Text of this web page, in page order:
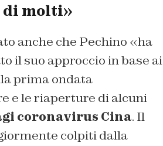
di molti»
anche che Pechino «ha
il suo approccio in base ai
prima ondata
e le riaperture di alcuni
coronavirus Cina. Il
colpiti dalla